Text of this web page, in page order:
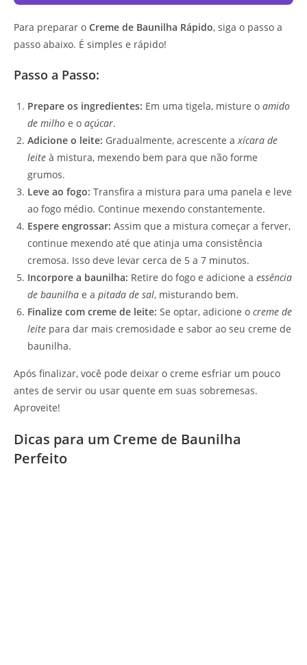
Para preparar o Creme de Baunilha Rápido, siga o passo a
passo abaixo. É simples e rápido!
Passo a Passo:
Prepare os ingredientes: Em uma tigela, misture o amido
de milho e o açúcar.
Adicione o leite: Gradualmente, acrescente a xícara de
leite à mistura, mexendo bem para que não forme
grumos.
Leve ao fogo: Transfira a mistura para uma panela e leve
ao fogo médio. Continue mexendo constantemente.
Espere engrossar: Assim que a mistura começar a ferver,
continue mexendo até que atinja uma consistência
cremosa. Isso deve levar cerca de 5 a 7 minutos.
Incorpore a baunilha: Retire do fogo e adicione a essência
de baunilha e a pitada de sal, misturando bem.
Finalize com creme de leite: Se optar, adicione o creme de
leite para dar mais cremosidade e sabor ao seu creme de
baunilha.
Após finalizar, você pode deixar o creme esfriar um pouco
antes de servir ou usar quente em suas sobremesas.
Aproveite!
Dicas para um Creme de Baunilha
Perfeito